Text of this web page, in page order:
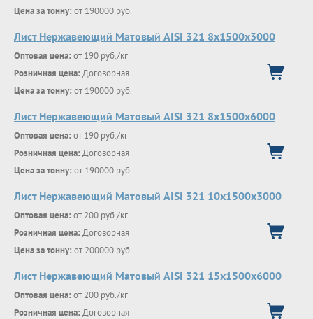
Цена за тонну: от 190000 руб.
Лист Нержавеющий Матовый AISI 321 8х1500х3000
Оптовая цена: от 190 руб./кг
Розничная цена: Договорная
Цена за тонну: от 190000 руб.
Лист Нержавеющий Матовый AISI 321 8х1500х6000
Оптовая цена: от 190 руб./кг
Розничная цена: Договорная
Цена за тонну: от 190000 руб.
Лист Нержавеющий Матовый AISI 321 10х1500х3000
Оптовая цена: от 200 руб./кг
Розничная цена: Договорная
Цена за тонну: от 200000 руб.
Лист Нержавеющий Матовый AISI 321 15х1500х6000
Оптовая цена: от 200 руб./кг
Розничная цена: Договорная